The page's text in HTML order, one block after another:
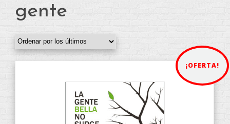
gente
¡OFERTA!